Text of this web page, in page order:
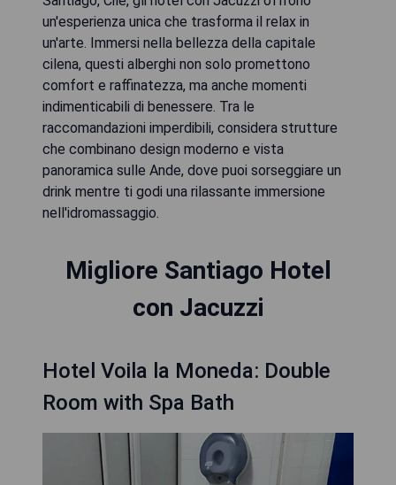
un'esperienza unica che trasforma il relax in
un'arte. Immersi nella bellezza della capitale
cilena, questi alberghi non solo promettono
comfort e raffinatezza, ma anche momenti
indimenticabili di benessere. Tra le
raccomandazioni imperdibili, considera strutture
che combinano design moderno e vista
panoramica sulle Ande, dove puoi sorseggiare un
drink mentre ti godi una rilassante immersione
nell'idromassaggio.
Migliore Santiago Hotel
con Jacuzzi
Hotel Voila la Moneda: Double
Room with Spa Bath